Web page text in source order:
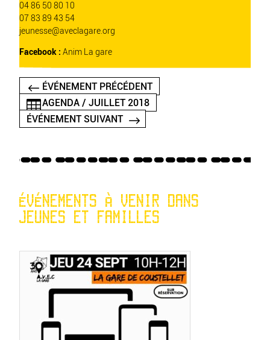
04 86 50 80 10
07 83 89 43 54
jeunesse@aveclagare.org
Facebook : Anim La gare
ÉVÉNEMENT PRÉCÉDENT
AGENDA / JUILLET 2018
ÉVÉNEMENT SUIVANT
ÉVÉNEMENTS À VENIR DANS
JEUNES ET FAMILLES